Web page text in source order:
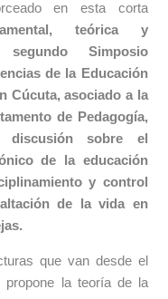
en esta corta
teórica y
Simposio
de la Educación
Cúcuta, asociado a la
de Pedagogía,
sobre el
de la educación
y control
de la vida en
que van desde el
propone la teoría de la